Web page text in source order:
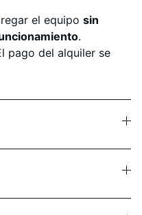
el equipo sin
.
pago del alquiler se